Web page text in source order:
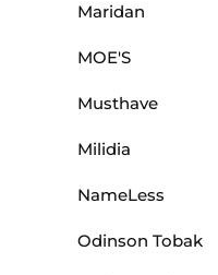
Maridan
MOE'S
Musthave
Milidia
NameLess
Odinson Tobak